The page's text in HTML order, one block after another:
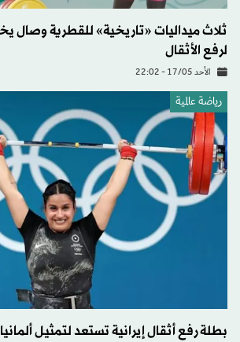
ثلاث ميداليات «تاريخية» للقطرية وصال
لرفع الأثقال
الأحد 17/05 - 22:02
رياضة عالمية
بطلة رفع أثقال إيرانية تستعد لتمثيل ألمانيا